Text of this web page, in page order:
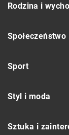
Rodzina i
Społeczeństwo
Sport
Styl i moda
Sztuka i